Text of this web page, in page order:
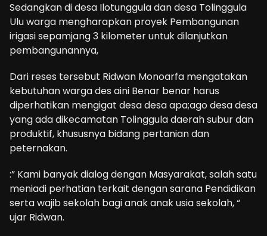
Sedangkan di desa Ilotunggula dan desa Tolinggula
Ulu warga mengharapkan proyek Pembangunan
irigasi sepamjang 3 kilometer untuk dilanjutkan
pembangunannya,
Dari reses tersebut Ridwan Monoarfa mengatakan
kebutuhan warga des aini Benar benar harus
diperhatikan mengigat desa desa apa;ago desa desa
yang ada dikecamatan Tolinggula daerah subur dan
produktif, khususnya bidang pertanian dan
peternakan.
:” Kami banyak dialog dengan Masyarakat, salah satu
meniadi perhatian terkait dengan sarana Pendidikan
serta wajib sekolah bagi anak anak usia sekolah, “
ujar Ridwan.